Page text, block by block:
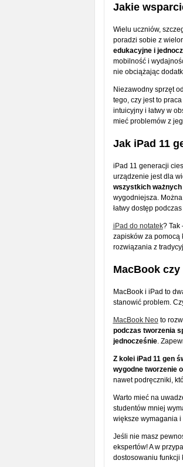
Jakie
Wielu uczniów,
poradzi sobie z
edukacyjne i
mobilność i
nie obciążając
Niezawodny sprzęt
tego, czy jest to
intuicyjny i łatwy w
mieć problemów z
Jak iPad 11
iPad 11 generacji
urządzenie jest dla
wszystkich
wygodniejsza.
łatwy dostęp
iPad do notatek? Tak
zapisków za pomocą
rozwiązania z
MacBook
MacBook i iPad to
stanowić problem.
MacBook Neoto
podczas tworzenia
jednocześnie.
Z kolei iPad 11 gen
wygodne tworzenie
nawet podręczniki,
Warto mieć na
studentów mniej
większe wymagania
Jeśli nie masz
ekspertów! A w
dostosowaniu funkcji